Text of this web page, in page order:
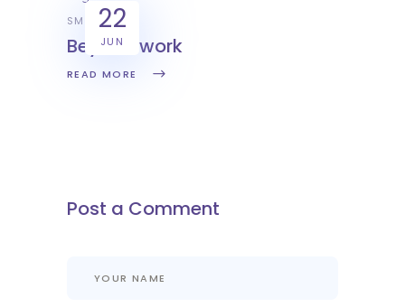
22
JUN
SMART
Beyond work
READ MORE
Post a Comment